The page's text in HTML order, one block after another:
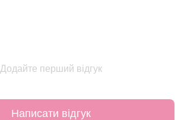
Додайте перший відгук
Написати відгук